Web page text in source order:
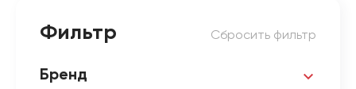
Фильтр Сбросить фильтр
Бренд